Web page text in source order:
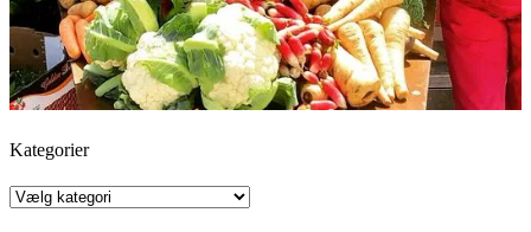
Kategorier
Kategorier